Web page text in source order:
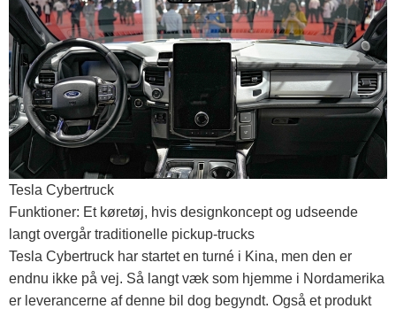
Tesla Cybertruck
Funktioner: Et køretøj, hvis designkoncept og udseende
langt overgår traditionelle pickup-trucks
Tesla Cybertruck har startet en turné i Kina, men den er
endnu ikke på vej. Så langt væk som hjemme i Nordamerika
er leverancerne af denne bil dog begyndt. Også et produkt